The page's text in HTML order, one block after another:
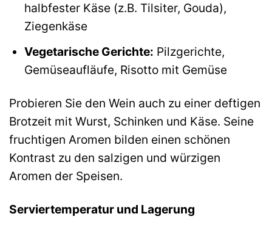
halbfester Käse (z.B. Tilsiter, Gouda),
Ziegenkäse
Vegetarische Gerichte: Pilzgerichte,
Gemüseaufläufe, Risotto mit Gemüse
Probieren Sie den Wein auch zu einer deftigen
Brotzeit mit Wurst, Schinken und Käse. Seine
fruchtigen Aromen bilden einen schönen
Kontrast zu den salzigen und würzigen
Aromen der Speisen.
Serviertemperatur und Lagerung